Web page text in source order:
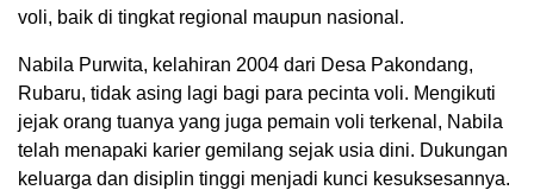
voli, baik di tingkat regional maupun nasional.
Nabila Purwita, kelahiran 2004 dari Desa Pakondang,
Rubaru, tidak asing lagi bagi para pecinta voli. Mengikuti
jejak orang tuanya yang juga pemain voli terkenal, Nabila
telah menapaki karier gemilang sejak usia dini. Dukungan
keluarga dan disiplin tinggi menjadi kunci kesuksesannya.